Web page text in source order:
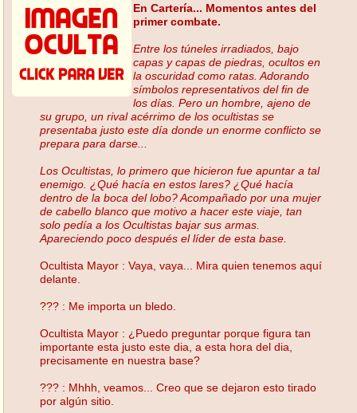
En Cartería... Momentos antes del
primer combate.
Entre los túneles irradiados, bajo
capas y capas de piedras, ocultos en
la oscuridad como ratas. Adorando
símbolos representativos del fin de
los días. Pero un hombre, ajeno de
su grupo, un rival acérrimo de los ocultistas se
presentaba justo este día donde un enorme conflicto se
prepara para darse...
Los Ocultistas, lo primero que hicieron fue apuntar a tal
enemigo. ¿Qué hacía en estos lares? ¿Qué hacía
dentro de la boca del lobo? Acompañado por una mujer
de cabello blanco que motivo a hacer este viaje, tan
solo pedía a los Ocultistas bajar sus armas.
Apareciendo poco después el líder de esta base.
Ocultista Mayor : Vaya, vaya... Mira quien tenemos aquí
delante.
??? : Me importa un bledo.
Ocultista Mayor : ¿Puedo preguntar porque figura tan
importante esta justo este dia, a esta hora del dia,
precisamente en nuestra base?
??? : Mhhh, veamos... Creo que se dejaron esto tirado
por algún sitio.